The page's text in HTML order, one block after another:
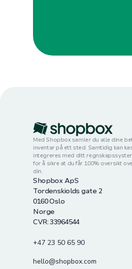
Med Shopbox samler du alle dine
inventar på ett sted. Samtidig kan
integreres med ditt
for å sikre at du får 100% oversikt
din.
Shopbox ApS
Tordenskiolds gate 2
0160 Oslo
Norge
CVR: 33964544
+47 23 50 65 90
hello@shopbox.com